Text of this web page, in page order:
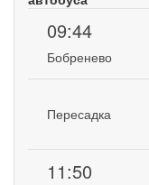
09:44
Бобренево
Пересадка
11:50